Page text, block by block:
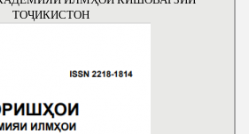
ТОҶИКИСТОН